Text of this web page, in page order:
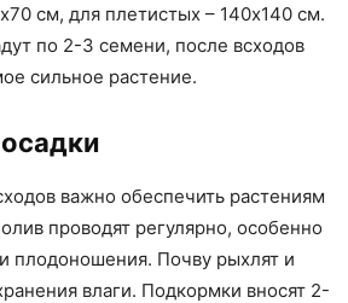
см, для плетистых – 140х140 см.
по 2-3 семени, после всходов
сильное растение.
важно обеспечить растениям
проводят регулярно, особенно
плодоношения. Почву рыхлят и
влаги. Подкормки вносят 2-